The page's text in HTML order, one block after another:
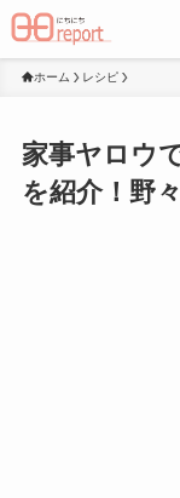
ホーム レシピ
家事ヤロウ
を紹介！野